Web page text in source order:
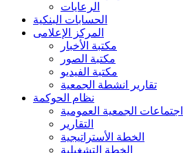
الرعايات
الحسابات البنكية
المركز الإعلامى
مكتبة الأخبار
مكتبة الصور
مكتبة الفيديو
تقارير انشطة الجمعية
نظام الحوكمة
اجتماعات الجمعية العمومية
التقارير
الخطة الأستراتيجية
الخطة التشغيلية